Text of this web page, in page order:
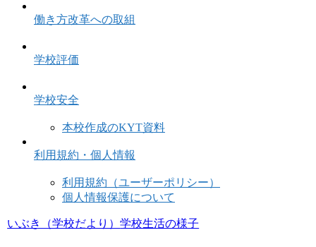
働き方改革への取組
学校評価
学校安全
本校作成のKYT資料
利用規約・個人情報
利用規約（ユーザーポリシー）
個人情報保護について
いぶき（学校だより）学校生活の様子